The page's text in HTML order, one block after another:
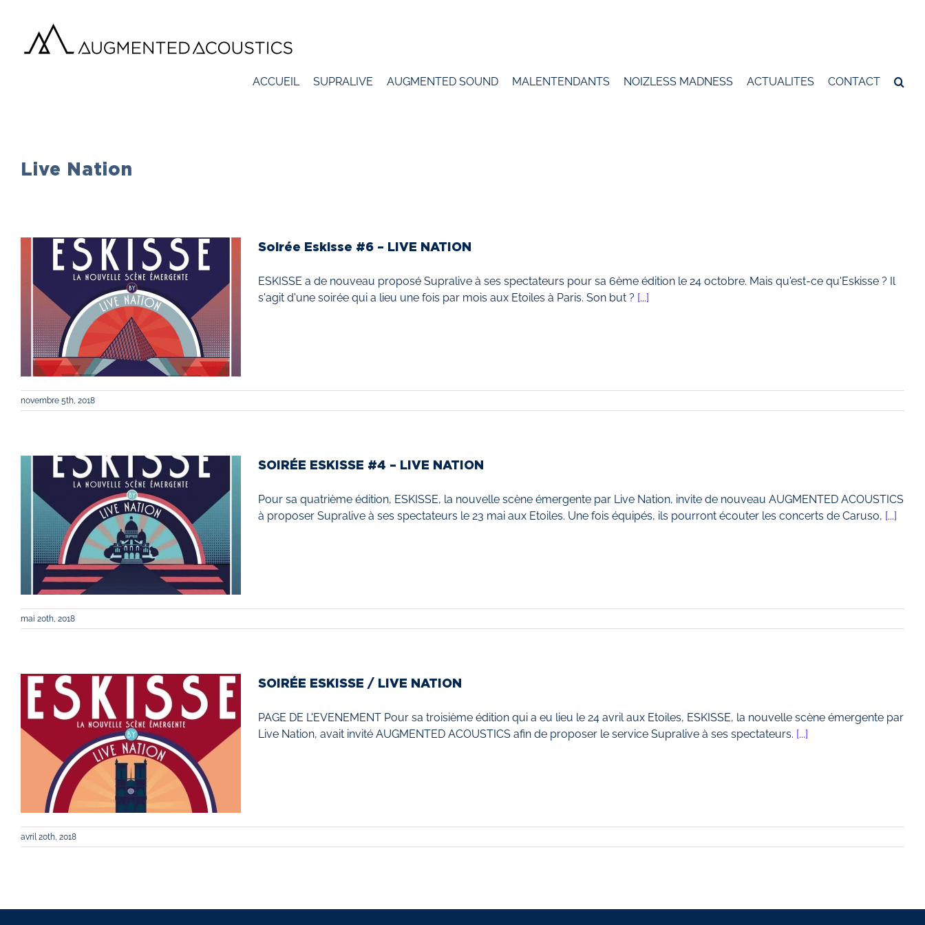
contenu
ACCUEIL SUPRALIVE AUGMENTED SOUND MALENTENDANTS NOIZLESS MADNESS ACTUALITES CONTACT
Live Nation
Soirée Eskisse #6 – LIVE NATION
ESKISSE a de nouveau proposé Supralive à ses spectateurs pour sa 6ème édition le 24 octobre. Mais qu'est-ce qu'Eskisse ? Il
s'agit d'une soirée qui a lieu une fois par mois aux Etoiles à Paris. Son but ? [...]
novembre 5th, 2018
SOIRÉE ESKISSE #4 – LIVE NATION
Pour sa quatrième édition, ESKISSE, la nouvelle scène émergente par Live Nation, invite de nouveau AUGMENTED ACOUSTICS
à proposer Supralive à ses spectateurs le 23 mai aux Etoiles. Une fois équipés, ils pourront écouter les concerts de Caruso, [...]
mai 20th, 2018
SOIRÉE ESKISSE / LIVE NATION
PAGE DE L'EVENEMENT Pour sa troisième édition qui a eu lieu le 24 avril aux Etoiles, ESKISSE, la nouvelle scène émergente par
Live Nation, avait invité AUGMENTED ACOUSTICS afin de proposer le service Supralive à ses spectateurs. [...]
avril 20th, 2018